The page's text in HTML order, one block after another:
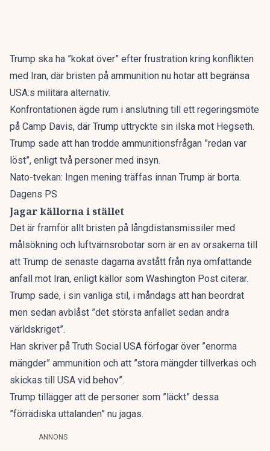
Trump ska ha ”kokat över” efter frustration kring konflikten
med Iran, där bristen på ammunition nu hotar att begränsa
USA:s militära alternativ.
Konfrontationen ägde rum i anslutning till ett regeringsmöte
på Camp Davis, där Trump uttryckte sin ilska mot Hegseth.
Trump sade att han trodde ammunitionsfrågan ”redan var
löst”, enligt två personer med insyn.
Nato-tvekan: Ingen mening träffas innan Trump är borta.
Dagens PS
Jagar källorna i stället
Det är framför allt bristen på långdistansmissiler med
målsökning och luftvärnsrobotar som är en av orsakerna till
att Trump de senaste dagarna avstått från nya omfattande
anfall mot Iran, enligt källor som Washington Post citerar.
Trump sade, i sin vanliga stil, i måndags att han beordrat
men sedan avblåst ”det största anfallet sedan andra
världskriget”.
Han skriver på Truth Social USA förfogar över ”enorma
mängder” ammunition och att ”stora mängder tillverkas och
skickas till USA vid behov”.
Trump tillägger att de personer som ”läckt” dessa
”förrädiska uttalanden” nu jagas.
ANNONS